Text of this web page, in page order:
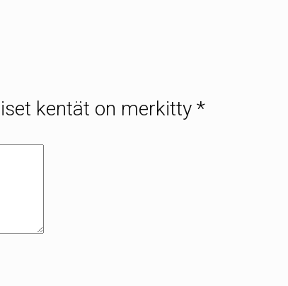
kentät on merkitty *